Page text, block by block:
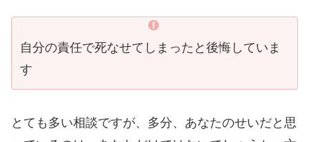
自分の責任で死なせてしまったと後悔していま
す
とても多い相談ですが、多分、あなたのせいだと思